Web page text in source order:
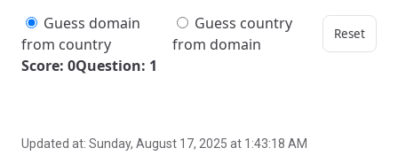
Guess domain
from country
Guess country
from domain
Reset
Score: 0Question: 1
Updated at: Sunday, August 17, 2025 at 1:43:18 AM